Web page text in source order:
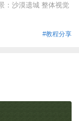
：沙漠遗城 整体视觉
#教程分享